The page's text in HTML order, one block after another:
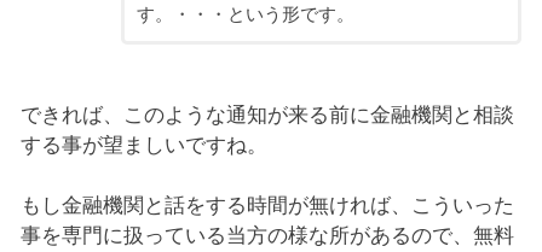
す。・・・という形です。
できれば、このような通知が来る前に金融機関と相談
する事が望ましいですね。
もし金融機関と話をする時間が無ければ、こういった
事を専門に扱っている当方の様な所があるので、無料